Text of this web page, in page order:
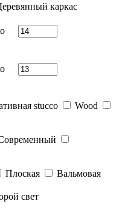
каркас
stucco
Wood
Плоская
Вальмовая
свет